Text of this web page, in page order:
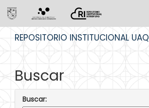
REPOSITORIO INSTITUCIONAL UAQ
Buscar
Buscar: